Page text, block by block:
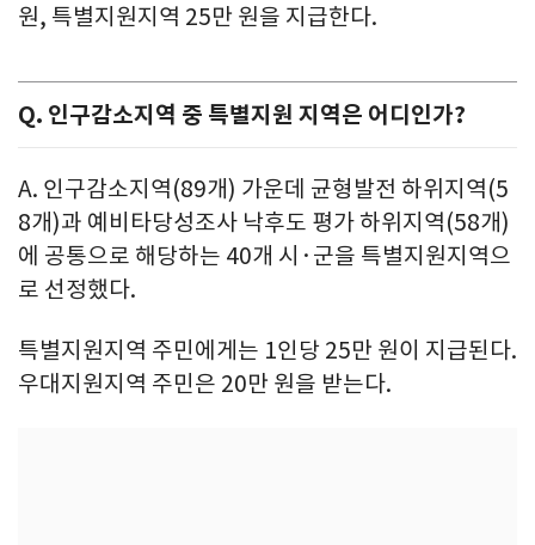
원, 특별지원지역 25만 원을 지급한다.
Q. 인구감소지역 중 특별지원 지역은 어디인가?
A. 인구감소지역(89개) 가운데 균형발전 하위지역(5
8개)과 예비타당성조사 낙후도 평가 하위지역(58개)
에 공통으로 해당하는 40개 시·군을 특별지원지역으
로 선정했다.
특별지원지역 주민에게는 1인당 25만 원이 지급된다.
우대지원지역 주민은 20만 원을 받는다.